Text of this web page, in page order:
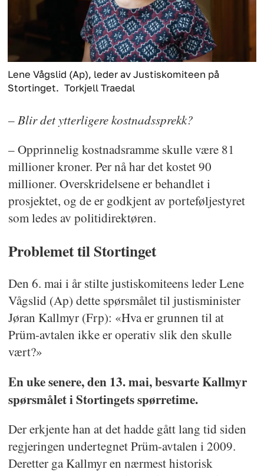
Lene Vågslid (Ap), leder av Justiskomiteen på
Stortinget. Torkjell Traedal
– Blir det ytterligere kostnadssprekk?
– Opprinnelig kostnadsramme skulle være 81
millioner kroner. Per nå har det kostet 90
millioner. Overskridelsene er behandlet i
prosjektet, og de er godkjent av porteføljestyret
som ledes av politidirektøren.
Problemet til Stortinget
Den 6. mai i år stilte justiskomiteens leder Lene
Vågslid (Ap) dette spørsmålet til justisminister
Jøran Kallmyr (Frp): «Hva er grunnen til at
Prüm-avtalen ikke er operativ slik den skulle
vært?»
En uke senere, den 13. mai, besvarte Kallmyr
spørsmålet i Stortingets spørretime.
Der erkjente han at det hadde gått lang tid siden
regjeringen undertegnet Prüm-avtalen i 2009.
Deretter ga Kallmyr en nærmest historisk